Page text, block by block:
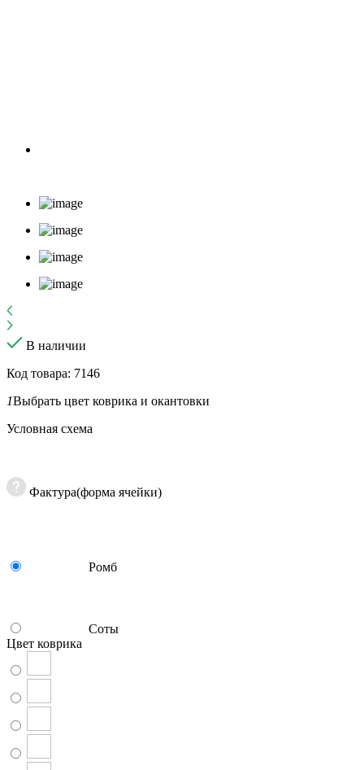
В наличии
Код товара: 7146
1Выбрать цвет коврика и окантовки
Условная схема
Фактура(форма ячейки)
Ромб
Соты
Цвет коврика